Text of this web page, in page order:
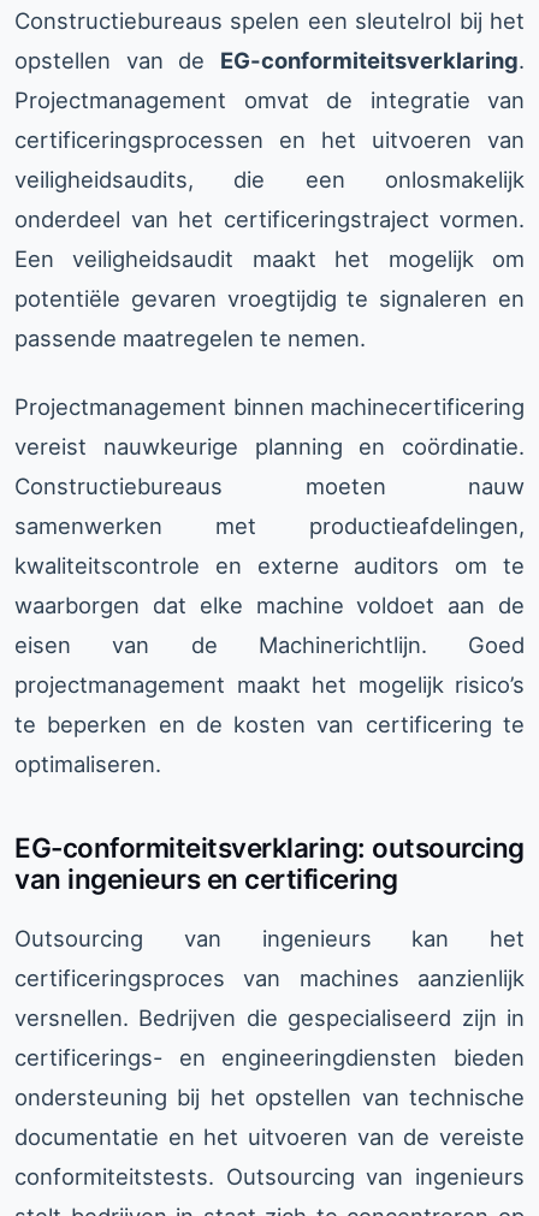
Constructiebureaus spelen een sleutelrol bij het
opstellen van de EG-conformiteitsverklaring.
Projectmanagement omvat de integratie van
certificeringsprocessen en het uitvoeren van
veiligheidsaudits, die een onlosmakelijk
onderdeel van het certificeringstraject vormen.
Een veiligheidsaudit maakt het mogelijk om
potentiële gevaren vroegtijdig te signaleren en
passende maatregelen te nemen.
Projectmanagement binnen machinecertificering
vereist nauwkeurige planning en coördinatie.
Constructiebureaus moeten nauw
samenwerken met productieafdelingen,
kwaliteitscontrole en externe auditors om te
waarborgen dat elke machine voldoet aan de
eisen van de Machinerichtlijn. Goed
projectmanagement maakt het mogelijk risico’s
te beperken en de kosten van certificering te
optimaliseren.
EG-conformiteitsverklaring: outsourcing
van ingenieurs en certificering
Outsourcing van ingenieurs kan het
certificeringsproces van machines aanzienlijk
versnellen. Bedrijven die gespecialiseerd zijn in
certificerings- en engineeringdiensten bieden
ondersteuning bij het opstellen van technische
documentatie en het uitvoeren van de vereiste
conformiteitstests. Outsourcing van ingenieurs